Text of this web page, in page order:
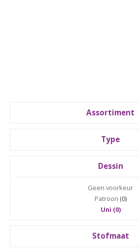
Assortiment
Type
Dessin
Geen voorkeur
Patroon (0)
Uni (0)
Stofmaat